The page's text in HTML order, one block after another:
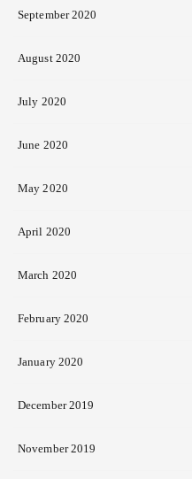
September 2020
August 2020
July 2020
June 2020
May 2020
April 2020
March 2020
February 2020
January 2020
December 2019
November 2019